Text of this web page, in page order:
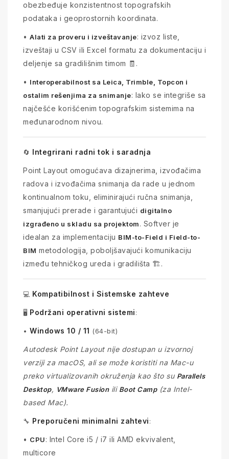
obezbeđuje konzistentnost topografskih
podataka i geoprostornih koordinata.
• Alati za proveru i izveštavanje: izvoz liste,
izveštaji u CSV ili Excel formatu za dokumentaciju i
deljenje sa gradilišnim timom 🧾.
• Interoperabilnost sa Leica, Trimble, Topcon i
ostalim rešenjima za snimanje: lako se integriše sa
najčešće korišćenim topografskim sistemima na
međunarodnom nivou.
🔄 Integrirani radni tok i saradnja
Point Layout omogućava dizajnerima, izvođačima
radova i izvođačima snimanja da rade u jednom
kontinualnom toku, eliminirajući ručna snimanja,
smanjujući prerade i garantujući digitalno
izgrađeno u skladu sa projektom. Softver je
idealan za implementaciju BIM-to-Field i Field-to-
BIM metodologija, poboljšavajući komunikaciju
između tehničkog ureda i gradilišta 🏗️.
💻 Kompatibilnost i Sistemske zahteve
🖥️ Podržani operativni sistemi:
• Windows 10 / 11 (64-bit)
Autodesk Point Layout nije dostupan u izvornoj
verziji za macOS, ali se može koristiti na Mac-u
preko virtualizovanih okruženja kao što su Parallels
Desktop, VMware Fusionili Boot Camp(za Intel-
based Mac).
🔧 Preporučeni minimalni zahtevi:
• CPU: Intel Core i5 / i7 ili AMD ekvivalent,
multicore